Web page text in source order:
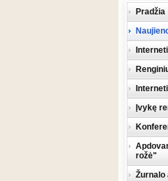
Pradžia
Įvykę
rožė"